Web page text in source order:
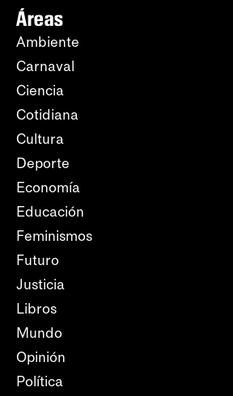
Áreas
Ambiente
Carnaval
Ciencia
Cotidiana
Cultura
Deporte
Economía
Educación
Feminismos
Futuro
Justicia
Libros
Mundo
Opinión
Política